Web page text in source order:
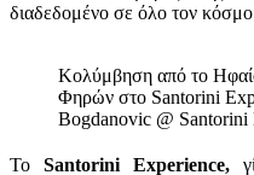
διαδεδομένο σε όλο τον
Κολύμβηση από το
Φηρών στο Santorini
Bogdanovic @ Santorini
ΤοSantorini Experience,